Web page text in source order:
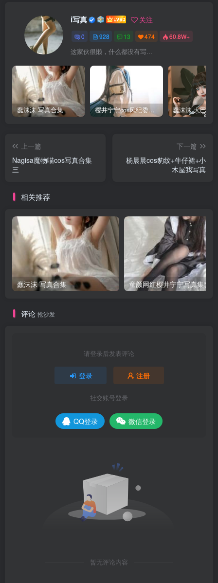
i写真 关注
0 928 13 474 60.8W+
这家伙很懒，什么都没有写...
蠢沫沫 写真合集 樱井宁宁cos风纪委员写真套图
上一篇
Nagisa魔物喵cos写真合集
三
下一篇
杨晨晨cos豹纹+牛仔裙+小
木屋我写真
相关推荐
蠢沫沫 写真合集 童颜网红樱井宁宁写真集套图
评论 抢沙发
请登录后发表评论
登录 注册
社交账号登录
QQ登录 微信登录
暂无评论内容